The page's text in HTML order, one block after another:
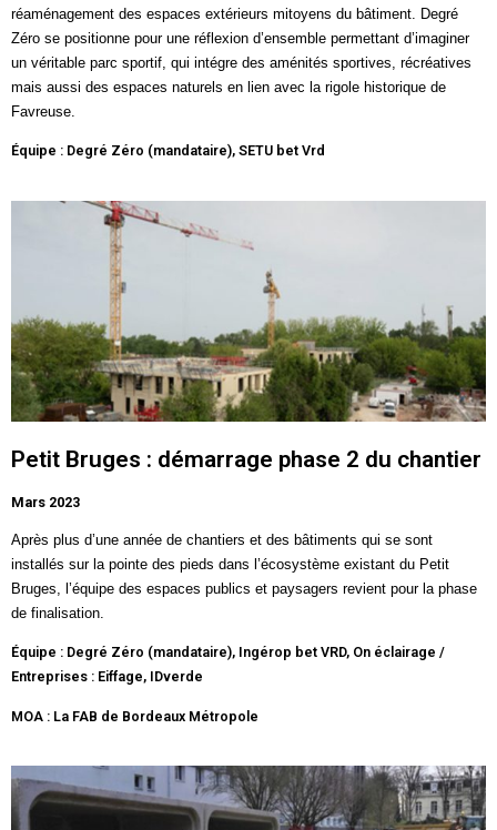
réaménagement des espaces extérieurs mitoyens du bâtiment. Degré
Zéro se positionne pour une réflexion d’ensemble permettant d’imaginer
un véritable parc sportif, qui intégre des aménités sportives, récréatives
mais aussi des espaces naturels en lien avec la rigole historique de
Favreuse.
Équipe : Degré Zéro (mandataire), SETU bet Vrd
Petit Bruges : démarrage phase 2 du chantier
Mars 2023
Après plus d’une année de chantiers et des bâtiments qui se sont
installés sur la pointe des pieds dans l’écosystème existant du Petit
Bruges, l’équipe des espaces publics et paysagers revient pour la phase
de finalisation.
Équipe : Degré Zéro (mandataire), Ingérop bet VRD, On éclairage /
Entreprises : Eiffage, IDverde
MOA : La FAB de Bordeaux Métropole